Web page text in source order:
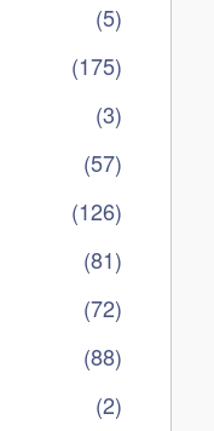
(5)
(175)
(3)
(57)
(126)
(81)
(72)
(88)
(2)